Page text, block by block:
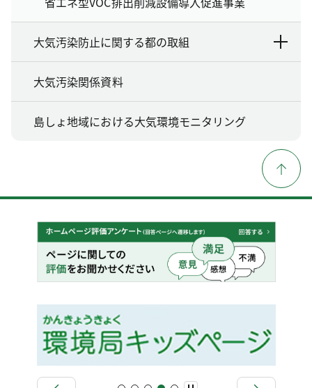
大気汚染防止に関する都の取組
大気汚染関係資料
島しょ地域における大気環境モニタリング